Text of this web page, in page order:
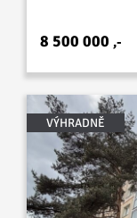
8 500 000 ,-
VÝHRADNĚ